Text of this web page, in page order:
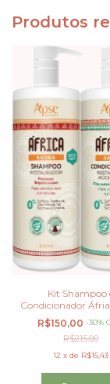
Produtos
Kit Shampoo
Condicionador Áfria
1000
R$150,00 -30%
R$215,00
12 xde R$15,43